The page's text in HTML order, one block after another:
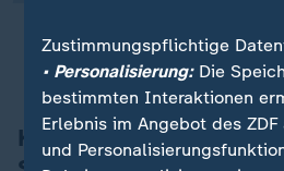
Bruno Retailleau, französischer
Konsequent gegen
Zustimmungspflichtige
• Personalisierung:Die
bestimmten Interaktionen
Erlebnis im Angebot des
und